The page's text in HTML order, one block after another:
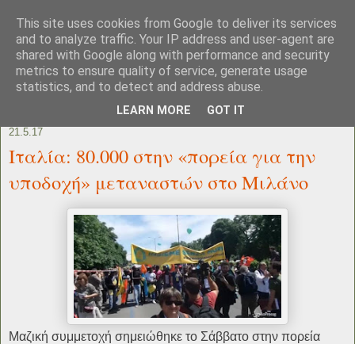
21.5.17
Ιταλία: 80.000 στην «πορεία για την
υποδοχή» μεταναστών στο Μιλάνο
Μαζική συμμετοχή σημειώθηκε το Σάββατο στην πορεία
This site uses cookies from Google to deliver its services
and to analyze traffic. Your IP address and user-agent are
shared with Google along with performance and security
metrics to ensure quality of service, generate usage
statistics, and to detect and address abuse.
LEARN MORE GOT IT